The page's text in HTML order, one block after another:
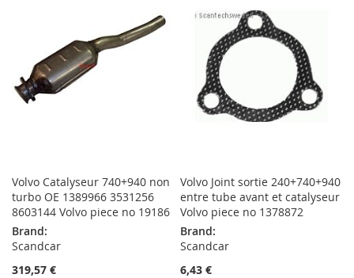
D’ENVIE
LISTE
D’ENVIE
Volvo Catalyseur 740+940 non
turbo OE 1389966 3531256
8603144 Volvo piece no 19186
Brand:
Scandcar
319,57 €
Volvo Joint sortie 240+740+940
entre tube avant et catalyseur
Volvo piece no 1378872
Brand:
Scandcar
6,43 €